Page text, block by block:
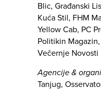
Blic, Građanski
Kuća Stil, FHM
Yellow Cab, PC
Politikin
Večernje Novosti
Agencije &
Tanjug,